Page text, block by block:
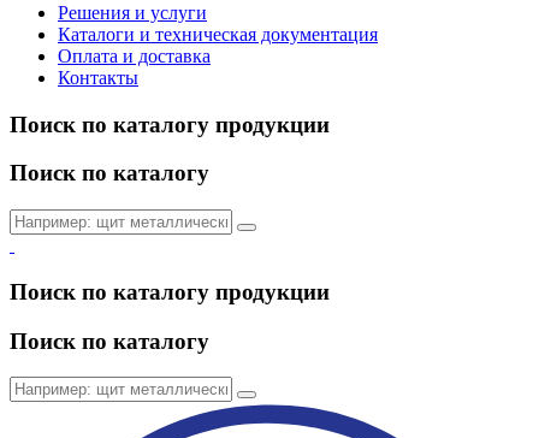
Решения и услуги
Каталоги и техническая документация
Оплата и доставка
Контакты
Поиск по каталогу продукции
Поиск по каталогу
Поиск по каталогу продукции
Поиск по каталогу